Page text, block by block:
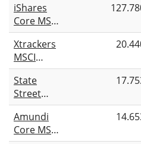
iShares
Core MSCI
World
UCITS ETF
USD (Acc)
Xtrackers
MSCI
World
UCITS ETF
1C
State
Street
SPDR
MSCI
World
Amundi
Core MSCI